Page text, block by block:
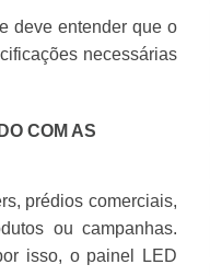
deve entender que o
necessárias
COM AS
prédios comerciais,
ou campanhas.
isso, o painel LED